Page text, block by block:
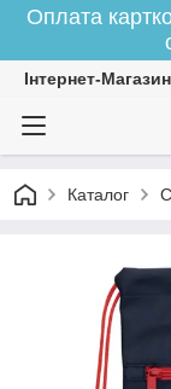
Оплата
Інтернет-
Каталог